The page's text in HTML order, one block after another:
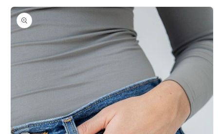
Skip to
product
information